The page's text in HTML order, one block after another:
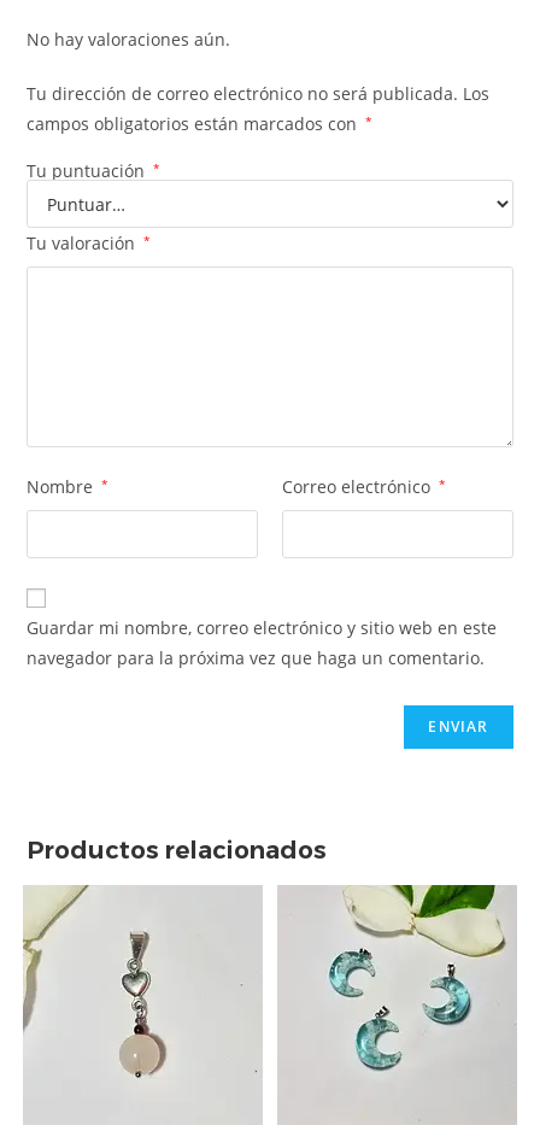
No hay valoraciones aún.
Tu dirección de correo electrónico no será publicada. Los
campos obligatorios están marcados con
*
Tu puntuación *
Tu valoración *
Nombre * Correo electrónico *
Guardar mi nombre, correo electrónico y sitio web en este
navegador para la próxima vez que haga un comentario.
Productos relacionados